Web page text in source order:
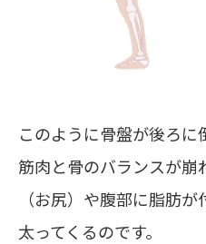
このように骨盤が後ろ
筋肉と骨のバランスが
（お尻）や腹部に脂肪
太ってくるのです。